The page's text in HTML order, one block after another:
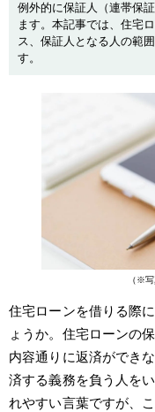
例外的に保証人（連帯保
ます。本記事では、住宅
ス、保証人となる人の範
す。
（※
住宅ローンを借りる際
ょうか。住宅ローンの
内容通りに返済ができ
済する義務を負う人を
れやすい言葉ですが、